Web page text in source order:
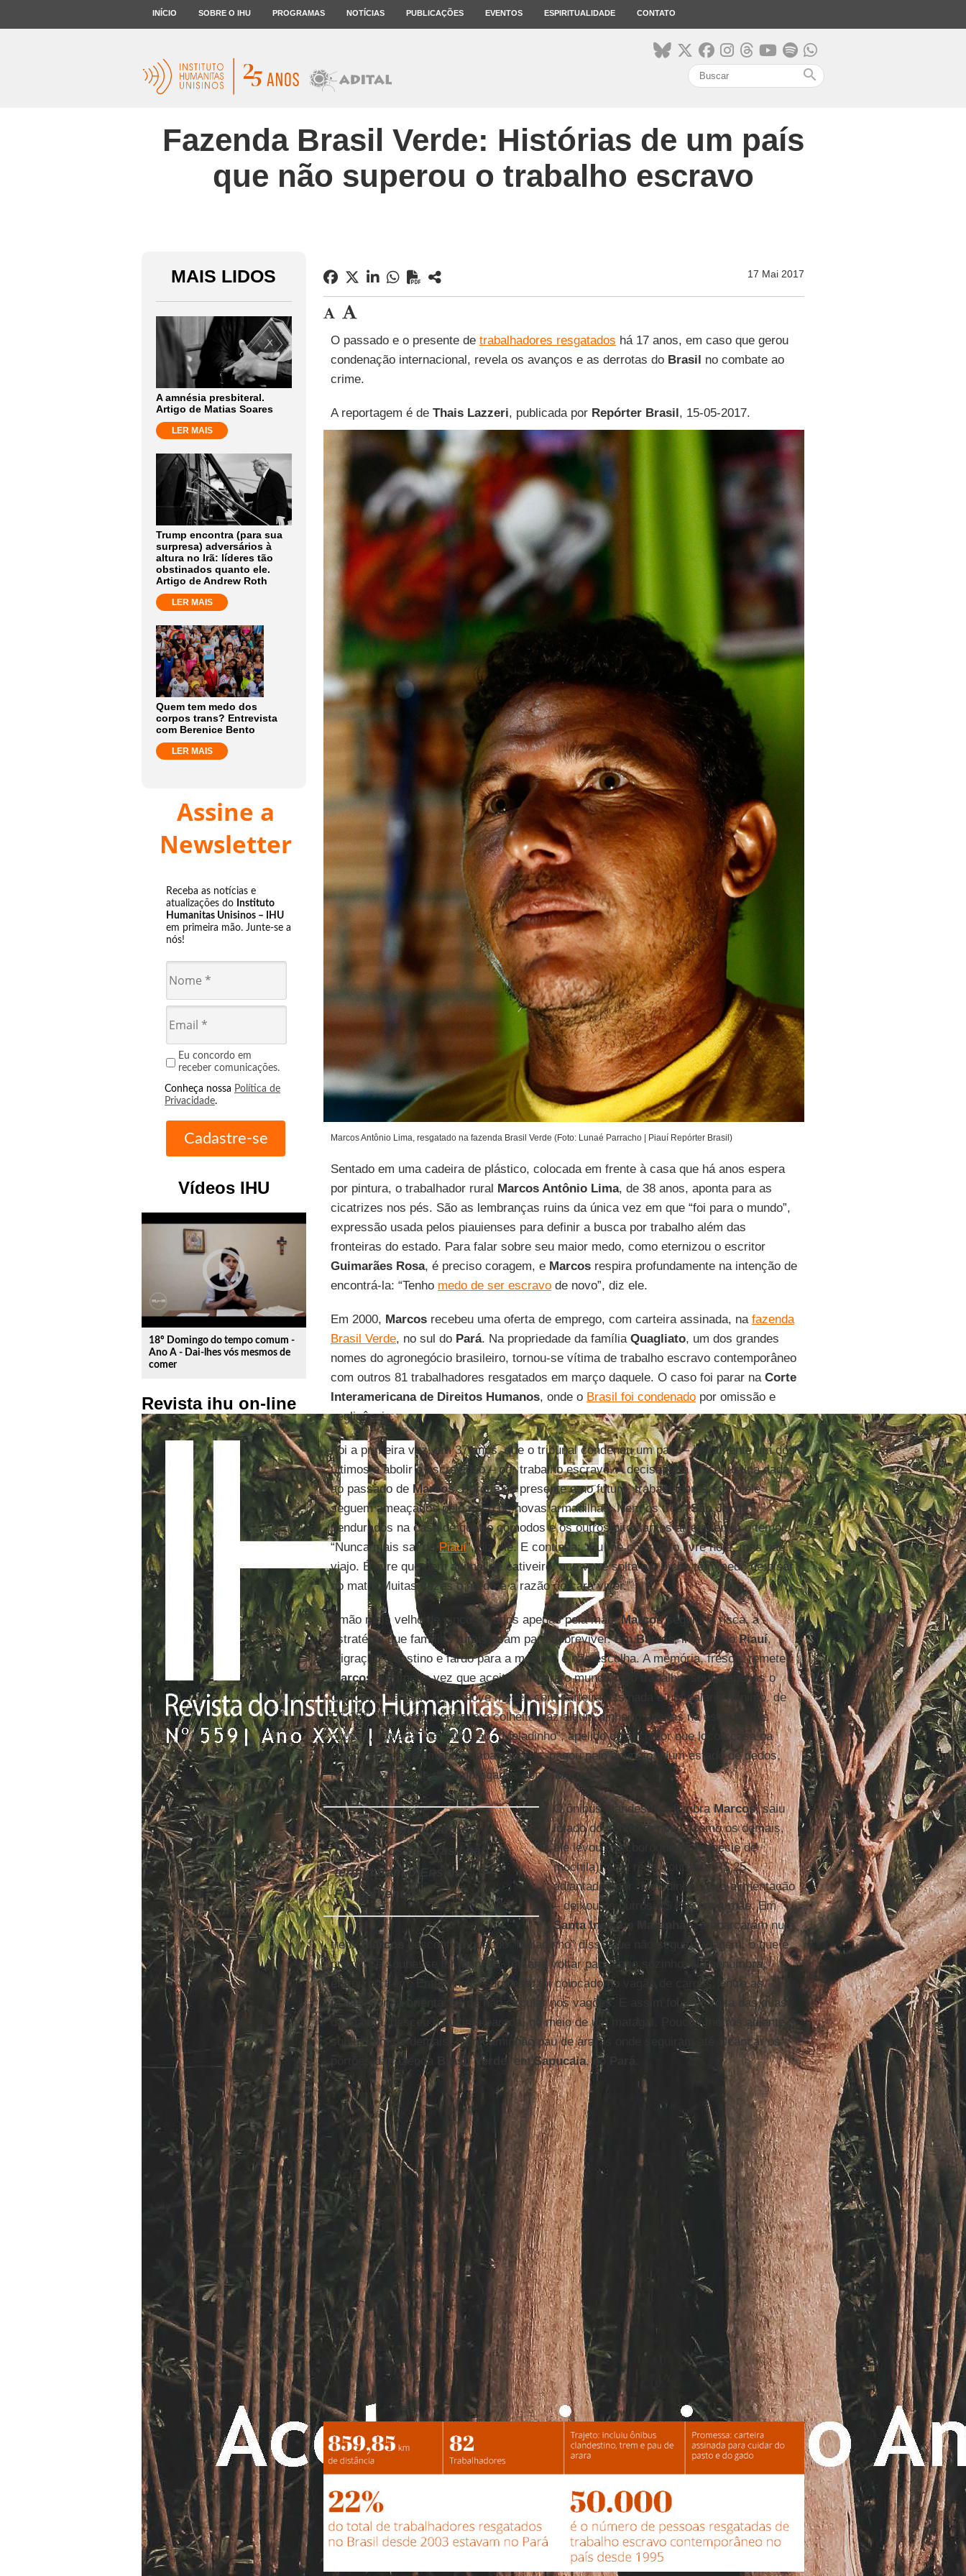
INÍCIO SOBRE O IHU PROGRAMAS NOTÍCIAS PUBLICAÇÕES EVENTOS ESPIRITUALIDADE CONTATO
search
Fazenda Brasil Verde: Histórias de um país
que não superou o trabalho escravo
MAIS LIDOS
A amnésia presbiteral.
Artigo de Matias Soares
LER MAIS
Trump encontra (para sua
surpresa) adversários à
altura no Irã: líderes tão
obstinados quanto ele.
Artigo de Andrew Roth
LER MAIS
Quem tem medo dos
corpos trans? Entrevista
com Berenice Bento
LER MAIS
Assine a
Newsletter
Receba as notícias e
atualizações do Instituto
Humanitas Unisinos – IHU
em primeira mão. Junte-se a
nós!
Eu concordo em
receber comunicações.
Conheça nossa Política de
Privacidade.
Vídeos IHU
play_circle_outline
18º Domingo do tempo comum -
Ano A - Dai-lhes vós mesmos de
comer
Revista ihu on-line
17 Mai 2017
O passado e o presente de trabalhadores resgatados há 17 anos, em caso que gerou
condenação internacional, revela os avanços e as derrotas do Brasil no combate ao
crime.
A reportagem é de Thais Lazzeri, publicada por Repórter Brasil, 15-05-2017.
Marcos Antônio Lima, resgatado na fazenda Brasil Verde (Foto: Lunaé Parracho | Piauí Repórter Brasil)
Sentado em uma cadeira de plástico, colocada em frente à casa que há anos espera
por pintura, o trabalhador rural Marcos Antônio Lima, de 38 anos, aponta para as
cicatrizes nos pés. São as lembranças ruins da única vez em que “foi para o mundo”,
expressão usada pelos piauienses para definir a busca por trabalho além das
fronteiras do estado. Para falar sobre seu maior medo, como eternizou o escritor
Guimarães Rosa, é preciso coragem, e Marcosrespira profundamente na intenção de
encontrá-la: “Tenho medo de ser escravode novo”, diz ele.
Em 2000, Marcosrecebeu uma oferta de emprego, com carteira assinada, na fazenda
Brasil Verde, no sul do Pará. Na propriedade da família Quagliato, um dos grandes
nomes do agronegócio brasileiro, tornou-se vítima de trabalho escravo contemporâneo
com outros 81 trabalhadores resgatados em março daquele. O caso foi parar na Corte
Interamericana de Direitos Humanos, onde o Brasil foi condenadopor omissão e
negligência.
Foi a primeira vez, em 37 anos, que o tribunal condenou um país – justamente um dos
últimos a abolir a escravidão – por trabalho escravo. A decisão é a única justiça dada
ao passado de Marcos. Porque no presente e no futuro, trabalhadores como ele
seguem ameaçados pelo risco de novas armadilhas. Nem os três “São Jorge”
pendurados na casa de quatro cômodos e os outros oito santos arrefeceram o temor.
“Nunca mais saí do Piauí”, diz ele. E continua: “Eu me considero livre hoje, mas não
viajo. É livre que nem animal de cativeiro, que você solta e o bicho tem medo de pisar
no mato. Muitas vezes o medo é a razão do cara viver.”
Irmão mais velho de cinco, criados apenas pela mãe,Marcosseguiu, à risca, a
estratégia que famílias rurais usam para sobreviver. EmBarras, interior doPiauí,
migração é destino e fardo para a maioria, e não escolha. A memória, fresca, remete
Marcosà primeira vez que aceitou “ir para o mundo”. Do trabalho, soube apenas o
que ouviu na rádio local: nove meses com carteira assinada e um salário mínimo, de
R$ 151. Numa terra em que a colheita traz algum dinheiro apenas na estação das
chuvas, a oferta era salvação. “Meladinho”, apelido do aliciador que locou casa na
cidade para arregimentar trabalhadores, pagou pelo anúncio. Num estado de dedos,
reuniu dezenas de desempregados comoMarcos
88% dos trabalhadores
resgatados no Brasil não
terminaram o Ensino
Fundamental
O ônibus clandestino, lembraMarcos, saiu
lotado do centro, à noite. Como os demais,
ele levou uma boroquinha (espécie de
mochila), com rede, roupas e R$ 25
adiantados por “Meladinho” para alimentação
– deixou os outros R$ 25 com a mãe. Em
Santa Inês, no Maranhão, embarcaram num
trem.Marcos
desconfiou quando “Meladinho” disse que não seguiria viagem, o que é
praxe. Se soubesse ler, pensou, tentaria voltar para casa sozinho. Na penumbra,
entrou no trem. Então, nova surpresa: foi colocado no vagão de cargas, entre as
malas, com a orientação de não circular nos vagões. E assim foi. Por volta das duas
da manhã, desceu na última parada, no meio de um matagal. Poucos metros adiante,
subiu, com os demais, num caminhão pau de araras onde seguiram até alcançar os
portões da fazenda
Brasil Verde, emSapucaia, no